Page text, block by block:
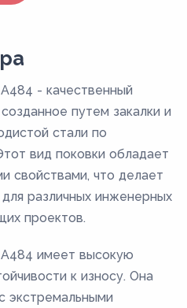
- качественный
путем закалки и
стали по
вид поковки обладает
свойствами, что делает
различных инженерных
проектов.
A484 имеет высокую
к износу. Она
экстремальными